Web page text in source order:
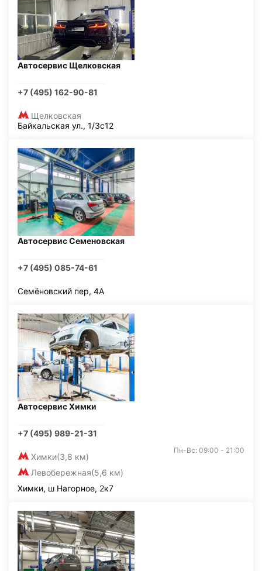
Автосервис Щелковская
+7 (495) 162-90-81
Щелковская
Байкальская ул., 1/3с12
Автосервис Семеновская
+7 (495) 085-74-61
Семёновский пер, 4А
Автосервис Химки
+7 (495) 989-21-31
Химки(3,8 км)
Левобережная(5,6 км)
Пн-Вс: 09:00 - 21:00
Химки, ш Нагорное, 2к7